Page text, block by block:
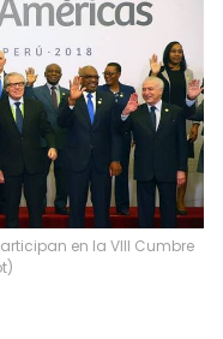
en la VIII Cumbre
)